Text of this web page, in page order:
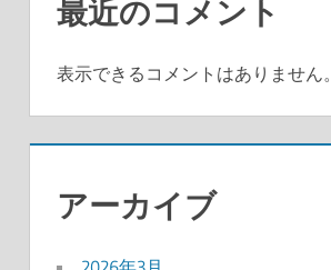
最近のコメント
表示できるコメントはありません。
アーカイブ